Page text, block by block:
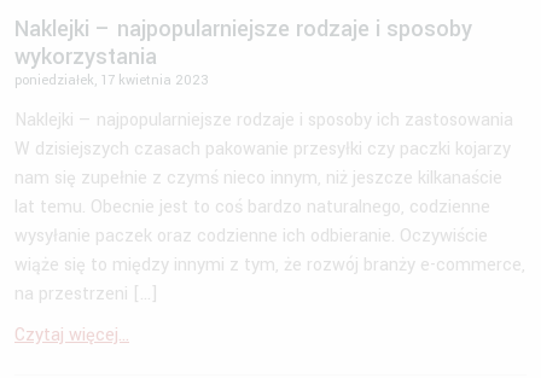
Naklejki – najpopularniejsze rodzaje i sposoby
wykorzystania
poniedziałek, 17 kwietnia 2023
Naklejki — najpopularniejsze rodzaje i sposoby ich zastosowania
W dzisiejszych czasach pakowanie przesyłki czy paczki kojarzy
nam się zupełnie z czymś nieco innym, niż jeszcze kilkanaście
lat temu. Obecnie jest to coś bardzo naturalnego, codzienne
wysyłanie paczek oraz codzienne ich odbieranie. Oczywiście
wiąże się to między innymi z tym, że rozwój branży e-commerce,
na przestrzeni […]
Czytaj więcej...